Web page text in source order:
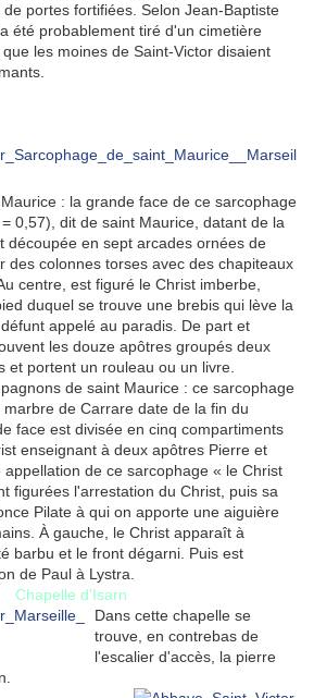
portes fortifiées. Selon Jean-Baptiste
été probablement tiré d'un cimetière
les moines de Saint-Victor disaient
: la grande face de ce sarcophage
0,57), dit de saint Maurice, datant de la
découpée en sept arcades ornées de
des colonnes torses avec des chapiteaux
centre, est figuré le Christ imberbe,
duquel se trouve une brebis qui lève la
appelé au paradis. De part et
les douze apôtres groupés deux
et portent un rouleau ou un livre.
de saint Maurice : ce sarcophage
de Carrare date de la fin du
face est divisée en cinq compartiments
enseignant à deux apôtres Pierre et
appellation de ce sarcophage « le Christ
figurées l'arrestation du Christ, puis sa
Pilate à qui on apporte une aiguière
À gauche, le Christ apparaît à
barbu et le front dégarni. Puis est
de Paul à Lystra.
Chapelle d'Isarn
Dans cette chapelle se
trouve, en contrebas de
l'escalier d'accès, la pierre